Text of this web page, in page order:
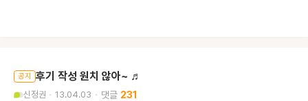
공지 후기 작성 원치 않아~ ♬
신정권 13.04.03 231